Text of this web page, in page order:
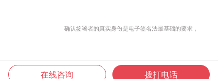
确认签署者的真实身份是电子签名法最基础的要求，
在线咨询 拨打电话